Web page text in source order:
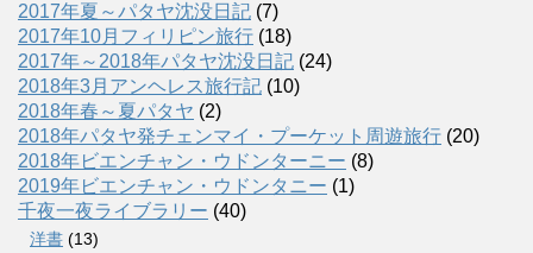
2017年夏～パタヤ沈没日記 (7)
2017年10月フィリピン旅行 (18)
2017年～2018年パタヤ沈没日記 (24)
2018年3月アンヘレス旅行記 (10)
2018年春～夏パタヤ (2)
2018年パタヤ発チェンマイ・プーケット周遊旅行 (20)
2018年ビエンチャン・ウドンターニー (8)
2019年ビエンチャン・ウドンタニー (1)
千夜一夜ライブラリー (40)
洋書 (13)